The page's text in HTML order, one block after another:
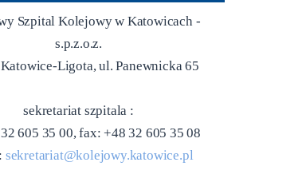
Szpital Kolejowy w Katowicach -
s.p.z.o.z.
Ligota, ul. Panewnicka 65
sekretariat szpitala :
605 35 00, fax: +48 32 605 35 08
sekretariat@kolejowy.katowice.pl